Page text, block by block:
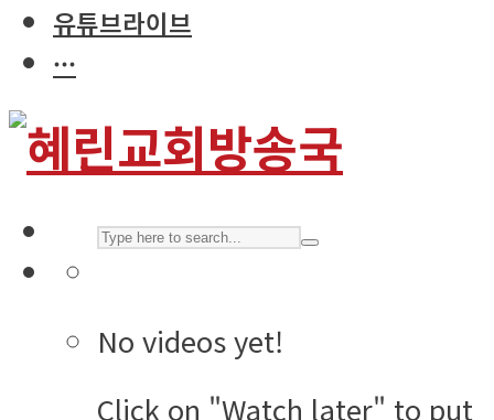
유튜브라이브
···
No videos yet!
Click on "Watch later" to put